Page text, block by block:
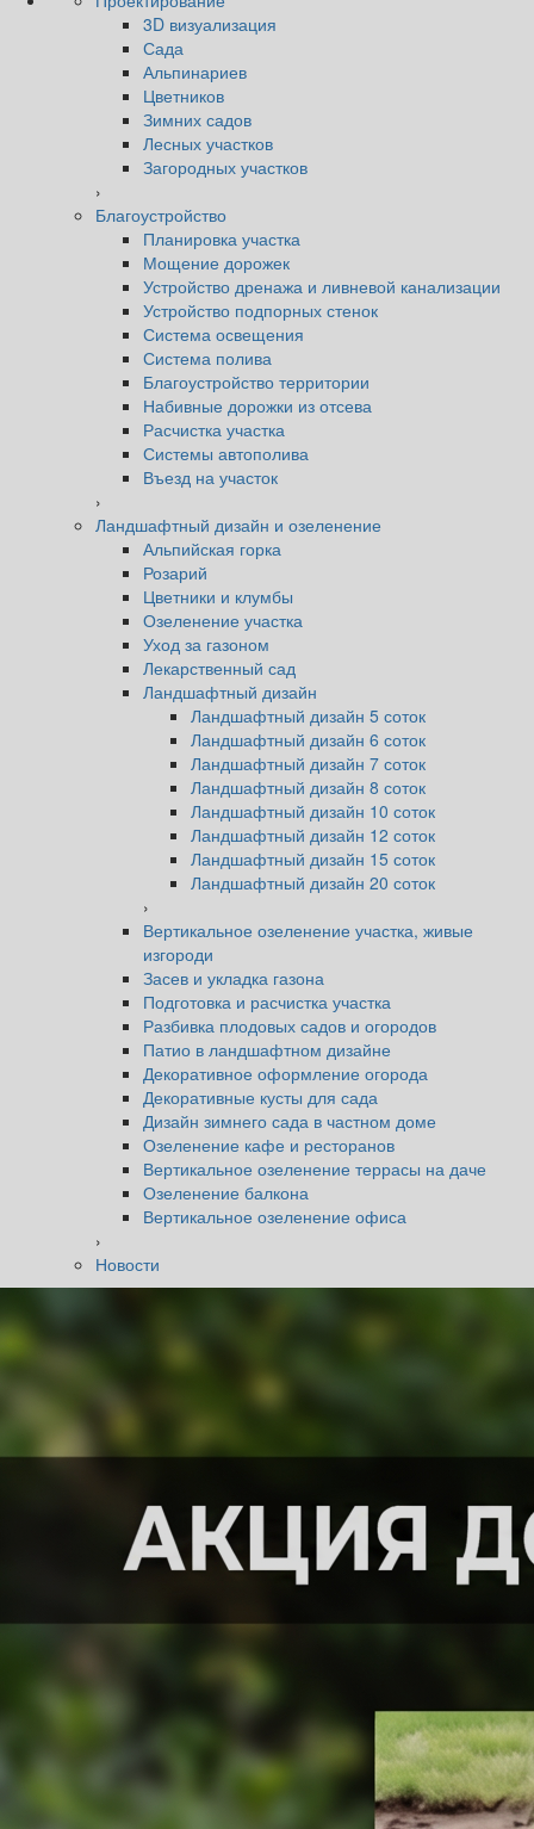
3D визуализация
Сада
Альпинариев
Цветников
Зимних садов
Лесных участков
Загородных участков
›
Благоустройство
Планировка участка
Мощение дорожек
Устройство дренажа и ливневой канализации
Устройство подпорных стенок
Система освещения
Система полива
Благоустройство территории
Набивные дорожки из отсева
Расчистка участка
Системы автополива
Въезд на участок
›
Ландшафтный дизайн и озеленение
Альпийская горка
Розарий
Цветники и клумбы
Озеленение участка
Уход за газоном
Лекарственный сад
Ландшафтный дизайн
Ландшафтный дизайн 5 соток
Ландшафтный дизайн 6 соток
Ландшафтный дизайн 7 соток
Ландшафтный дизайн 8 соток
Ландшафтный дизайн 10 соток
Ландшафтный дизайн 12 соток
Ландшафтный дизайн 15 соток
Ландшафтный дизайн 20 соток
›
Вертикальное озеленение участка, живые
изгороди
Засев и укладка газона
Подготовка и расчистка участка
Разбивка плодовых садов и огородов
Патио в ландшафтном дизайне
Декоративное оформление огорода
Декоративные кусты для сада
Дизайн зимнего сада в частном доме
Озеленение кафе и ресторанов
Вертикальное озеленение террасы на даче
Озеленение балкона
Вертикальное озеленение офиса
›
Новости